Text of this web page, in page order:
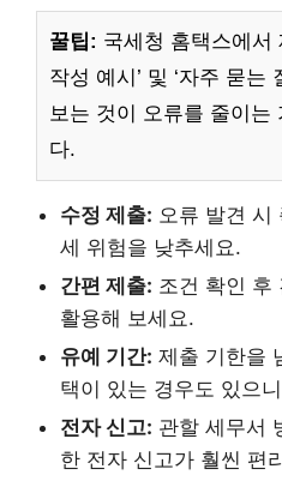
꿀팁: 국세청 홈택스에서
작성 예시’ 및 ‘자주 묻는
보는 것이 오류를 줄이는
다.
수정 제출: 오류 발견 시
세 위험을 낮추세요.
간편 제출: 조건 확인 후
활용해 보세요.
유예 기간: 제출 기한을
택이 있는 경우도 있으
전자 신고: 관할 세무서
한 전자 신고가 훨씬 편